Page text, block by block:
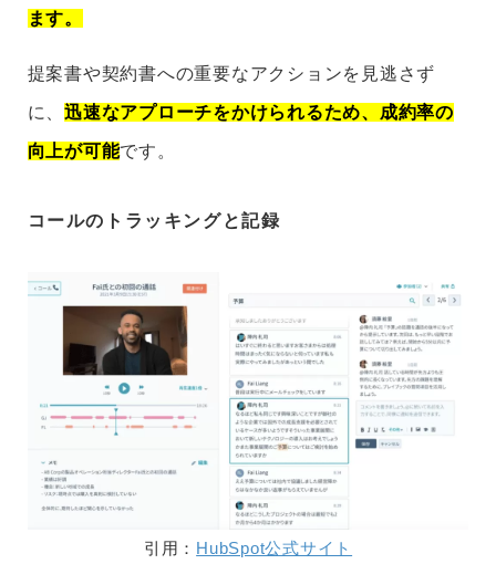
ます。
提案書や契約書への重要なアクションを見逃さず
に、迅速なアプローチをかけられるため、成約率の
向上が可能です。
コールのトラッキングと記録
引用： HubSpot公式サイト